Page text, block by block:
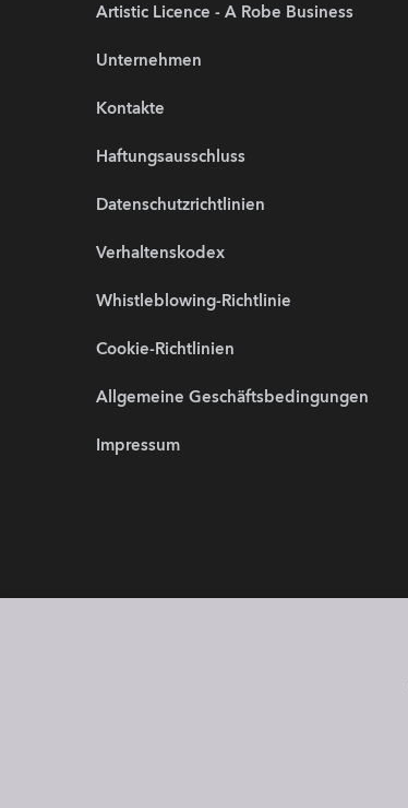
Artistic Licence - A Robe Business
Unternehmen
Kontakte
Haftungsausschluss
Datenschutzrichtlinien
Verhaltenskodex
Whistleblowing-Richtlinie
Cookie-Richtlinien
Allgemeine Geschäftsbedingungen
Impressum